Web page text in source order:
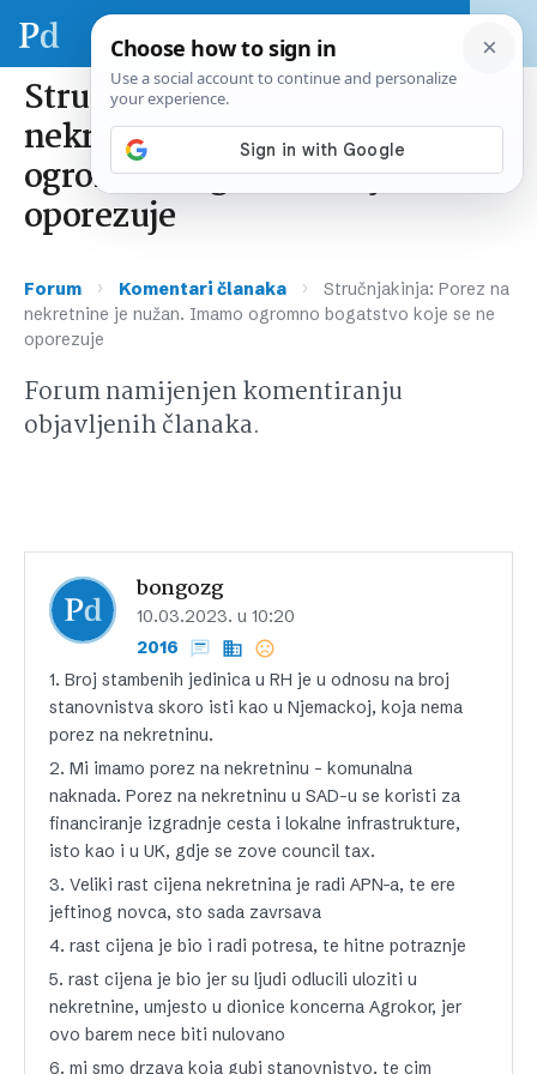
Stručnjakinja: Porez na
nekretnine je nužan. Imamo
ogromno bogatstvo koje se ne
oporezuje
Forum › Komentari članaka ›
Stručnjakinja: Porez na
nekretnine je nužan. Imamo ogromno bogatstvo koje se ne
oporezuje
Forum namijenjen komentiranju
objavljenih članaka.
bongozg
10.03.2023. u 10:20
2016
1. Broj stambenih jedinica u RH je u odnosu na broj
stanovnistva skoro isti kao u Njemackoj, koja nema
porez na nekretninu.
2. Mi imamo porez na nekretninu – komunalna
naknada. Porez na nekretninu u SAD-u se koristi za
financiranje izgradnje cesta i lokalne infrastrukture,
isto kao i u UK, gdje se zove council tax.
3. Veliki rast cijena nekretnina je radi APN-a, te ere
jeftinog novca, sto sada zavrsava
4. rast cijena je bio i radi potresa, te hitne potraznje
5. rast cijena je bio jer su ljudi odlucili uloziti u
nekretnine, umjesto u dionice koncerna Agrokor, jer
ovo barem nece biti nulovano
6. mi smo drzava koja gubi stanovnistvo, te cim